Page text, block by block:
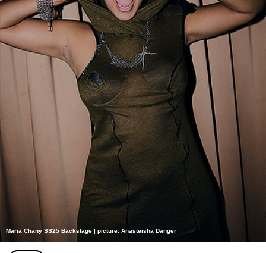
Maria Chany SS25 Backstage | picture: Anasteisha Danger